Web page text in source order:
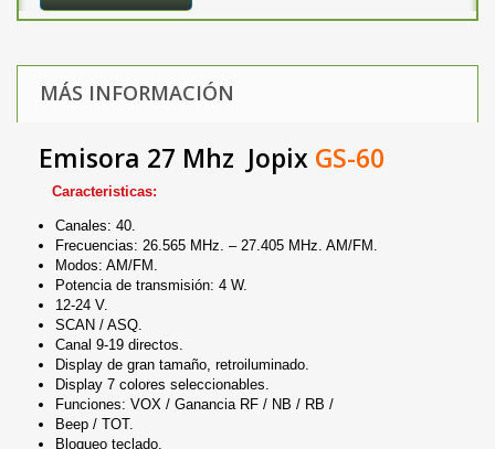
MÁS INFORMACIÓN
Emisora 27 Mhz Jopix GS-60
Caracteristicas:
Canales: 40.
Frecuencias: 26.565 MHz. – 27.405 MHz. AM/FM.
Modos: AM/FM.
Potencia de transmisión: 4 W.
12-24 V.
SCAN / ASQ.
Canal 9-19 directos.
Display de gran tamaño, retroiluminado.
Display 7 colores seleccionables.
Funciones: VOX / Ganancia RF / NB / RB /
Beep / TOT.
Bloqueo teclado.